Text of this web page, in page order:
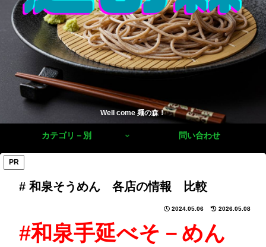
Well come 麺の森！
カテゴリ－別 問い合わせ
PR
# 和泉そうめん 各店の情報 比較
2024.05.06 2026.05.08
#和泉手延べそ－めん